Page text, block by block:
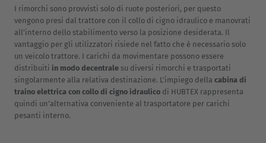
I rimorchi sono provvisti solo di ruote posteriori, per questo
vengono presi dal trattore con il collo di cigno idraulico e manovrati
all’interno dello stabilimento verso la posizione desiderata. Il
vantaggio per gli utilizzatori risiede nel fatto che è necessario solo
un veicolo trattore. I carichi da movimentare possono essere
distribuiti in modo decentrale su diversi rimorchi e trasportati
singolarmente alla relativa destinazione. L’impiego della cabina di
traino elettrica con collo di cigno idraulico di HUBTEX rappresenta
quindi un’alternativa conveniente al trasportatore per carichi
pesanti interno.